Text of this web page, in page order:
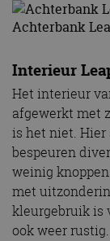
Achterbank
Interieur
Het interieur
afgewerkt met
is het niet. Hier
bespeuren
weinig
met
kleurgebruik is
ook weer rustig.